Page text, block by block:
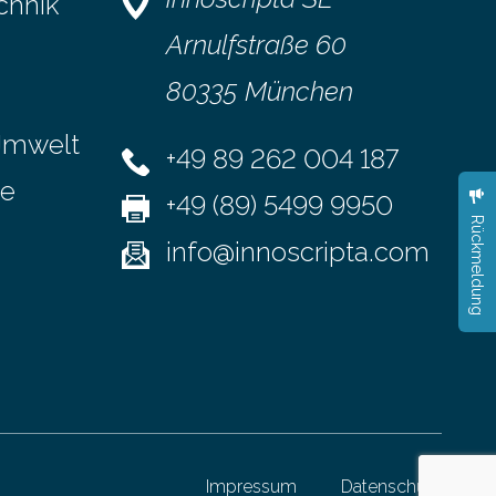
Tool ist
Holztechnologie, das Institut für
Architekturtechnologie, das Institut für
Bauphysik, Gebäudetechnik und
Hochbau (alle TU Graz) sowie
Arnulfstraße 60
80335 München
+49 89 262 004 187
+49 (89) 5499 9950
info@innoscripta.com
Impressum Datenschutz
Rückmeldung